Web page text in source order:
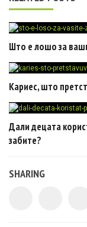
Што е лошо за
Кариес, што
Дали децата
забите?
SHARING